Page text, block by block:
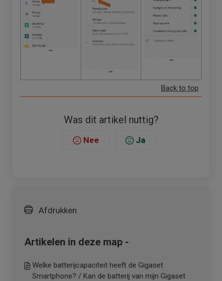
Back to top
Was dit artikel nuttig?
Nee Ja
Afdrukken
Artikelen in deze map -
Welke batterijcapaciteit heeft de Gigaset
Smartphone? / Kan de batterij van mijn Gigaset